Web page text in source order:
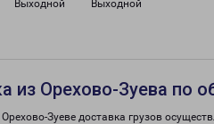
Выходной Выходной
из Орехово-Зуева по
Зуеве доставка грузов